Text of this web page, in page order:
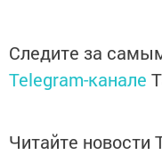
Следите за
Telegram-канале
Читайте новости